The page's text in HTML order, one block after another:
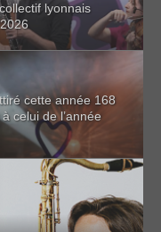
lyonnais
cette année 168
celui de l’année